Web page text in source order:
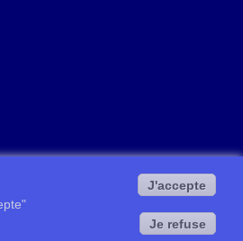
J'accepte
Je refuse